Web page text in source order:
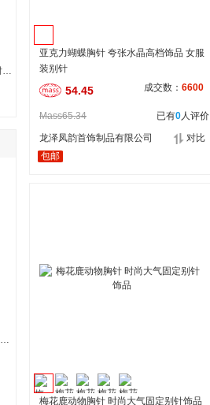
英伦风领花蝴蝶结 领结 裙子胸花衬衫胸针 服装配饰
四叶草衣角打结扣 下摆收腰丝巾披肩扣
亚克力蝴蝶胸针 夸张水晶高档饰品 女服
装别针
54.45 成交数： 6600
Mass65.34 已有0人评价
龙泽凤韵首饰制品有限公司
对比
包邮
梅花鹿动物胸针 时尚大气固定别针饰品